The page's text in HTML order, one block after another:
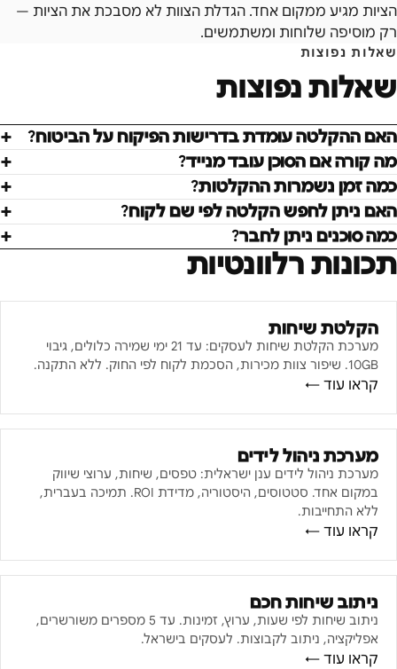
הציות מגיע ממקום אחד. הגדלת הצוות לא מסבכת את הציות —
רק מוסיפה שלוחות ומשתמשים.
שאלות נפוצות
שאלות נפוצות
האם ההקלטה עומדת בדרישות הפיקוח על הביטוח?
מה קורה אם הסוכן עובד מנייד?
כמה זמן נשמרות ההקלטות?
האם ניתן לחפש הקלטה לפי שם לקוח?
כמה סוכנים ניתן לחבר?
תכונות רלוונטיות
הקלטת שיחות
מערכת הקלטת שיחות לעסקים: עד 21 ימי שמירה כלולים, גיבוי
10GB. שיפור צוות מכירות, הסכמת לקוח לפי החוק. ללא התקנה.
קראו עוד ←
מערכת ניהול לידים
מערכת ניהול לידים ענן ישראלית: טפסים, שיחות, ערוצי שיווק
במקום אחד. סטטוסים, היסטוריה, מדידת ROI. תמיכה בעברית,
ללא התחייבות.
קראו עוד ←
ניתוב שיחות חכם
ניתוב שיחות לפי שעות, ערוץ, זמינות. עד 5 מספרים משורשרים,
אפליקציה, ניתוב לקבוצות. לעסקים בישראל.
קראו עוד ←